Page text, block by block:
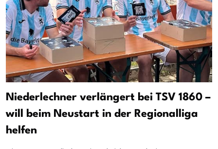
Niederlechner verlängert bei TSV 1860 –
will beim Neustart in der Regionalliga
helfen